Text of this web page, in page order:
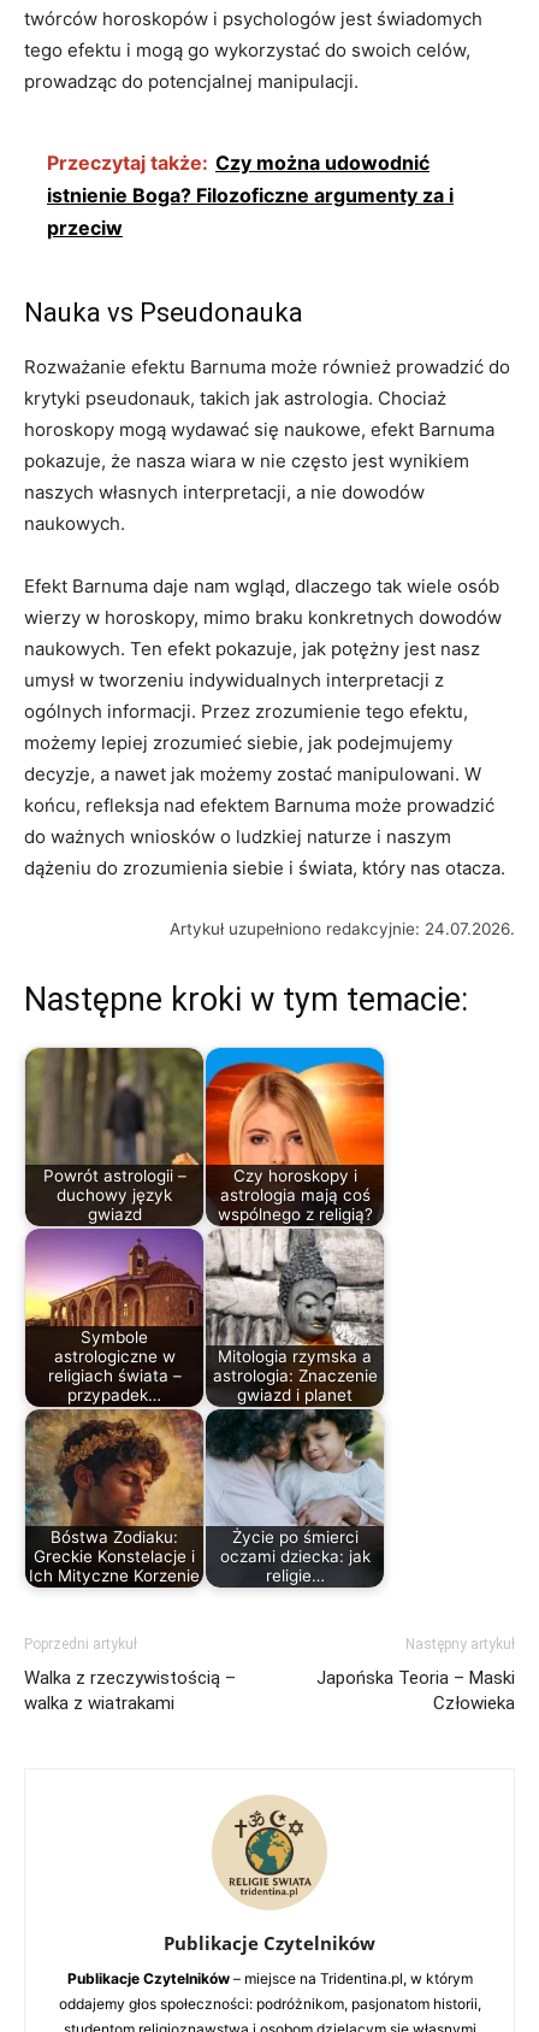
twórców horoskopów i psychologów jest świadomych
tego efektu i mogą go wykorzystać do swoich celów,
prowadząc do potencjalnej manipulacji.
Przeczytaj także: Czy można udowodnić
istnienie Boga? Filozoficzne argumenty za i
przeciw
Nauka vs Pseudonauka
Rozważanie efektu Barnuma może również prowadzić do
krytyki pseudonauk, takich jak astrologia. Chociaż
horoskopy mogą wydawać się naukowe, efekt Barnuma
pokazuje, że nasza wiara w nie często jest wynikiem
naszych własnych interpretacji, a nie dowodów
naukowych.
Efekt Barnuma daje nam wgląd, dlaczego tak wiele osób
wierzy w horoskopy, mimo braku konkretnych dowodów
naukowych. Ten efekt pokazuje, jak potężny jest nasz
umysł w tworzeniu indywidualnych interpretacji z
ogólnych informacji. Przez zrozumienie tego efektu,
możemy lepiej zrozumieć siebie, jak podejmujemy
decyzje, a nawet jak możemy zostać manipulowani. W
końcu, refleksja nad efektem Barnuma może prowadzić
do ważnych wniosków o ludzkiej naturze i naszym
dążeniu do zrozumienia siebie i świata, który nas otacza.
Artykuł uzupełniono redakcyjnie: 24.07.2026.
Następne kroki w tym temacie:
Powrót astrologii –
duchowy język
gwiazd
Czy horoskopy i
astrologia mają coś
wspólnego z religią?
Symbole
astrologiczne w
religiach świata –
przypadek…
Mitologia rzymska a
astrologia: Znaczenie
gwiazd i planet
Bóstwa Zodiaku:
Greckie Konstelacje i
Ich Mityczne Korzenie
Życie po śmierci
oczami dziecka: jak
religie…
Poprzedni artykuł
Walka z rzeczywistością –
walka z wiatrakami
Następny artykuł
Japońska Teoria – Maski
Człowieka
Publikacje Czytelników
Publikacje Czytelników– miejsce na Tridentina.pl, w którym
oddajemy głos społeczności: podróżnikom, pasjonatom historii,